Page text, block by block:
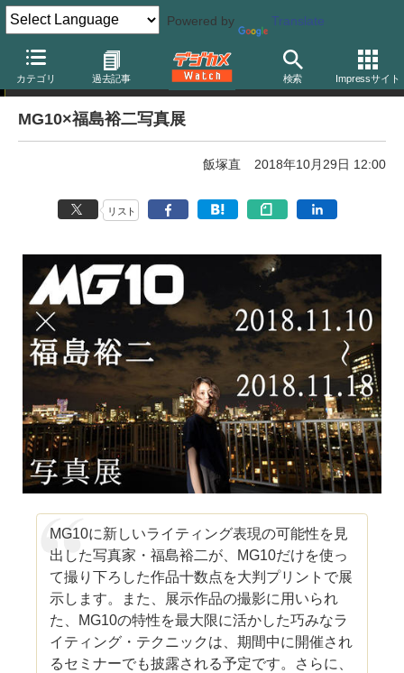
Powered by Translate
カテゴリ 過去記事 検索 Impressサイト
写真展告知
MG10×福島裕二写真展
飯塚直 2018年10月29日 12:00
リスト
MG10に新しいライティング表現の可能性を見
出した写真家・福島裕二が、MG10だけを使っ
て撮り下ろした作品十数点を大判プリントで展
示します。また、展示作品の撮影に用いられ
た、MG10の特性を最大限に活かした巧みなラ
イティング・テクニックは、期間中に開催され
るセミナーでも披露される予定です。さらに、